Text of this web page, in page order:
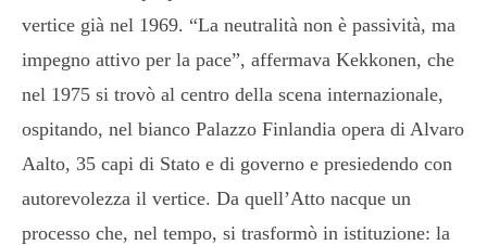
vertice già nel 1969. “La neutralità non è passività, ma
impegno attivo per la pace”, affermava Kekkonen, che
nel 1975 si trovò al centro della scena internazionale,
ospitando, nel bianco Palazzo Finlandia opera di Alvaro
Aalto, 35 capi di Stato e di governo e presiedendo con
autorevolezza il vertice. Da quell’Atto nacque un
processo che, nel tempo, si trasformò in istituzione: la